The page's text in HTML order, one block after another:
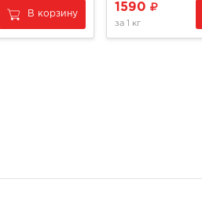
В корзину
1590
за 1 кг